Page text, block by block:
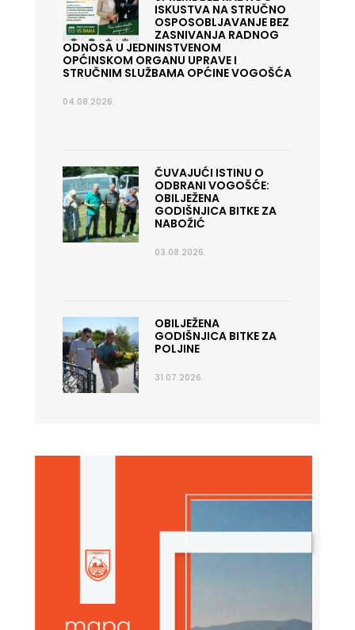
ISKUSTVA NA STRUČNO
OSPOSOBLJAVANJE BEZ
ZASNIVANJA RADNOG
ODNOSA U JEDNINSTVENOM
OPĆINSKOM ORGANU UPRAVE I
STRUČNIM SLUŽBAMA OPĆINE VOGOŠĆA
04.08.2026.
ČUVAJUĆI ISTINU O
ODBRANI VOGOŠĆE:
OBILJEŽENA
GODIŠNJICA BITKE ZA
NABOŽIĆ
03.08.2026.
OBILJEŽENA
GODIŠNJICA BITKE ZA
POLJINE
31.07.2026.